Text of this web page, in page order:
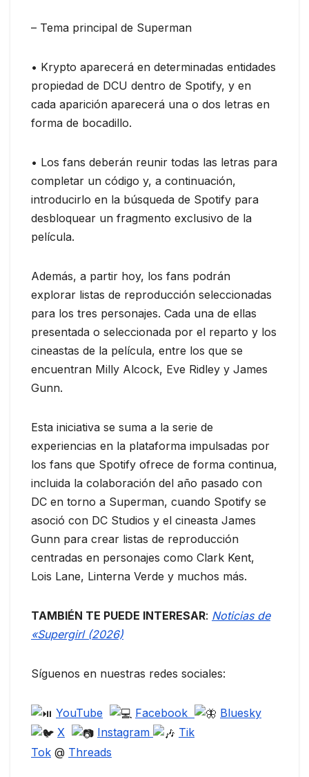
– Tema principal de Superman
• Krypto aparecerá en determinadas entidades
propiedad de DCU dentro de Spotify, y en
cada aparición aparecerá una o dos letras en
forma de bocadillo.
• Los fans deberán reunir todas las letras para
completar un código y, a continuación,
introducirlo en la búsqueda de Spotify para
desbloquear un fragmento exclusivo de la
película.
Además, a partir hoy, los fans podrán
explorar listas de reproducción seleccionadas
para los tres personajes. Cada una de ellas
presentada o seleccionada por el reparto y los
cineastas de la película, entre los que se
encuentran Milly Alcock, Eve Ridley y James
Gunn.
Esta iniciativa se suma a la serie de
experiencias en la plataforma impulsadas por
los fans que Spotify ofrece de forma continua,
incluida la colaboración del año pasado con
DC en torno a Superman, cuando Spotify se
asoció con DC Studios y el cineasta James
Gunn para crear listas de reproducción
centradas en personajes como Clark Kent,
Lois Lane, Linterna Verde y muchos más.
TAMBIÉN TE PUEDE INTERESAR: Noticias de
«Supergirl (2026)
Síguenos en nuestras redes sociales:
YouTube Facebook
Bluesky
X
Instagram
Tik
Tok @ Threads